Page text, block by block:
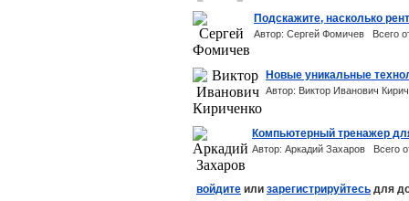
Подскажите, насколько
Автор: Сергей Фомичев Всего
Новые уникальные
Автор: Виктор Иванович
Компьютерный тренажер
Автор: Аркадий Захаров Всего
войдите или зарегистрируйтесь для